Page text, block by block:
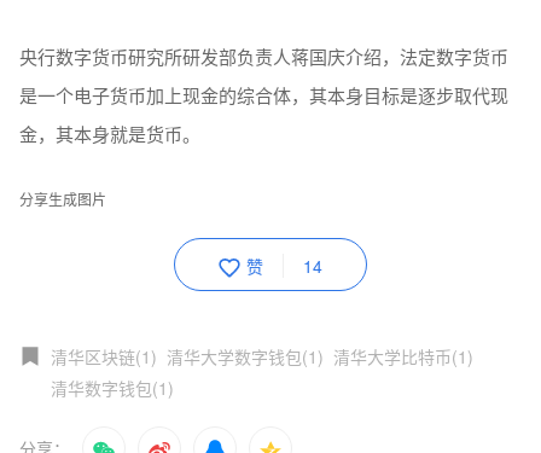
央行数字货币研究所研发部负责人蒋国庆介绍，法定数字货币
是一个电子货币加上现金的综合体，其本身目标是逐步取代现
金，其本身就是货币。
分享生成图片
赞 14
清华区块链(1) 清华大学数字钱包(1) 清华大学比特币(1)
清华数字钱包(1)